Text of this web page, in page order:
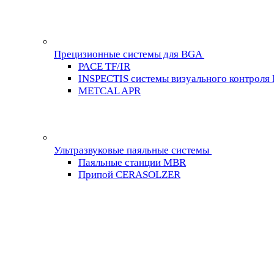
Прецизионные системы для BGA
PACE TF/IR
INSPECTIS системы визуального контроля
METCAL APR
Ультразвуковые паяльные системы
Паяльные станции MBR
Припой CERASOLZER